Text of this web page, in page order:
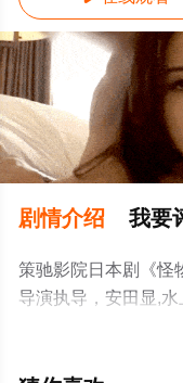
剧情介绍 我要
策驰影院日本剧《怪
导演执导，安田显,
剧，大结局剧情已